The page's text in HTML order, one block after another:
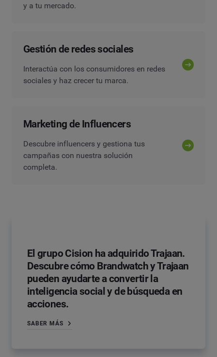
y a tu mercado.
Gestión de redes sociales
Interactúa con los consumidores en redes
sociales y haz crecer tu marca.
Marketing de Influencers
Descubre influencers y gestiona tus
campañas con nuestra solución
completa.
El grupo Cision ha adquirido Trajaan.
Descubre cómo Brandwatch y Trajaan
pueden ayudarte a convertir la
inteligencia social y de búsqueda en
acciones.
SABER MÁS